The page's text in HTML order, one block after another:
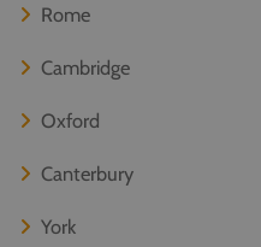
Rome
Cambridge
Oxford
Canterbury
York